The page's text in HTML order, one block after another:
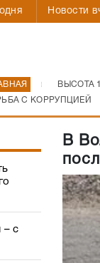
Новости
ВЫСОТА
С КОРРУПЦИЕЙ
– с
В